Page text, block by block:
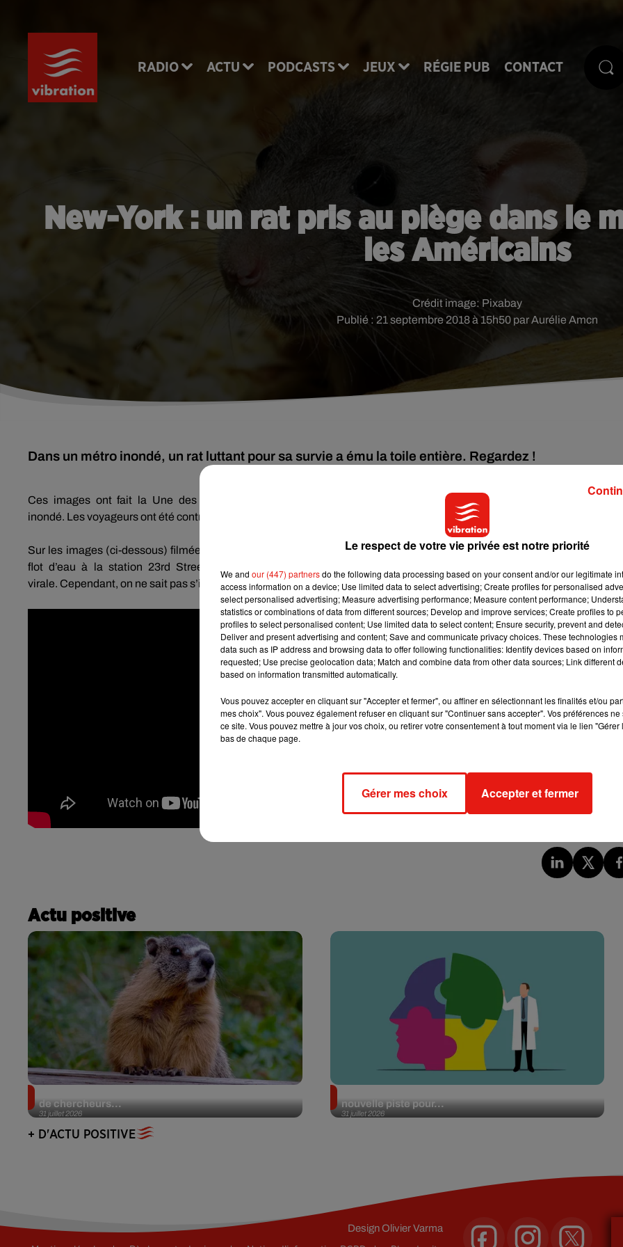
RADIO ACTU PODCASTS JEUX RÉGIE PUB CONTACT
New-York : un rat pris au piège dans le
les Américains
Publié : 21 septembre 2018 à 15h50 par Aurélie Amcn
Crédit image: Pixabay
Dans un métro inondé, un rat luttant pour sa survie a ému la toile entière. Regardez !
Ces images ont fait la Une des
Ce mardi, le métro new-yorkais a été
inondé. Les voyageurs ont été contraints d’évacuer les rames, mais un rat est resté pris au piège derrière une colonne.
Sur les images (ci-dessous) filmées par un conducteur de métro, on aperçoit l’animateur lutter pour sa survie en évitant
flot d’eau à la station 23rd Street
virale. Cependant, on ne sait pas s’il a survécu à l’inondation…
Actu positive
31 juillet 2026
de chercheurs...
31 juillet 2026
nouvelle piste pour...
+ D'ACTU POSITIVE
DesignOlivier Varma
Le respect de votre vie privée est notre priorité
We and our (447) partnersdo the following data processing based on your consent and/or our legitimate
access information on a device; Use limited data to select advertising; Create profiles for personalised
select personalised advertising; Measure advertising performance; Measure content performance;
statistics or combinations of data from different sources; Develop and improve services; Create profiles to
profiles to select personalised content; Use limited data to select content; Ensure security, prevent and
Deliver and present advertising and content; Save and communicate privacy choices. These technologies
data such as IP address and browsing data to offer following functionalities: Identify devices based on
requested; Use precise geolocation data; Match and combine data from other data sources; Link different
based on information transmitted automatically.
Vous pouvez accepter en cliquant sur "Accepter et fermer", ou affiner en sélectionnant les finalités et/ou
mes choix". Vous pouvez également refuser en cliquant sur "Continuer sans accepter". Vos préférences
ce site. Vous pouvez mettre à jour vos choix, ou retirer votre consentement à tout moment via le lien
bas de chaque page.
Gérer mes choix Accepter et fermer